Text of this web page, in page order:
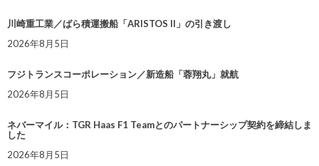
川崎重工業／ばら積運搬船「ARISTOS II」の引き渡し
2026年8月5日
フジトランスコーポレーション／新造船「蓉翔丸」就航
2026年8月5日
ネバーマイル：TGR Haas F1 Teamとのパートナーシップ契約を締結しま
した
2026年8月5日